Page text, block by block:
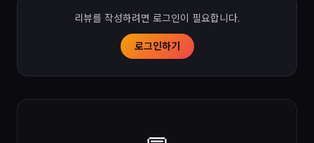
리뷰를 작성하려면 로그인이 필요합니다.
로그인하기